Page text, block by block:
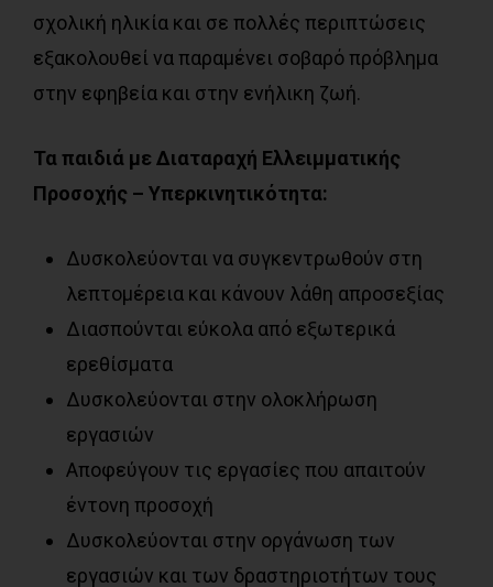
σχολική ηλικία και σε πολλές περιπτώσεις
εξακολουθεί να παραμένει σοβαρό πρόβλημα
στην εφηβεία και στην ενήλικη ζωή.
Τα παιδιά με Διαταραχή Ελλειμματικής
Προσοχής – Υπερκινητικότητα:
Δυσκολεύονται να συγκεντρωθούν στη
λεπτομέρεια και κάνουν λάθη απροσεξίας
Διασπούνται εύκολα από εξωτερικά
ερεθίσματα
Δυσκολεύονται στην ολοκλήρωση
εργασιών
Αποφεύγουν τις εργασίες που απαιτούν
έντονη προσοχή
Δυσκολεύονται στην οργάνωση των
εργασιών και των δραστηριοτήτων τους